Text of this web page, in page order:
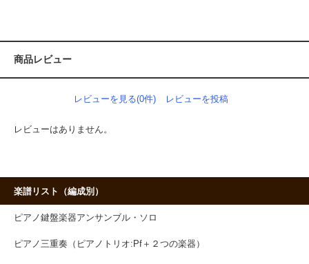
商品レビュー
レビューを見る(0件) レビューを投稿
レビューはありません。
楽譜リスト（編成別）
ピアノ鍵盤楽器アンサンブル・ソロ
ピアノ三重奏（ピアノトリオ:Pf＋２つの楽器）